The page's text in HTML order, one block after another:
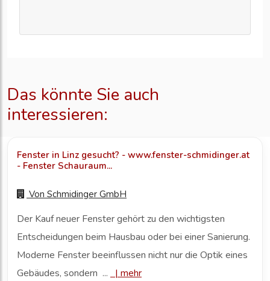
Das könnte Sie auch
interessieren:
Fenster in Linz gesucht? - www.fenster-schmidinger.at
- Fenster Schauraum...
Von Schmidinger GmbH
Der Kauf neuer Fenster gehört zu den wichtigsten
Entscheidungen beim Hausbau oder bei einer Sanierung.
Moderne Fenster beeinflussen nicht nur die Optik eines
Gebäudes, sondern ...
| mehr